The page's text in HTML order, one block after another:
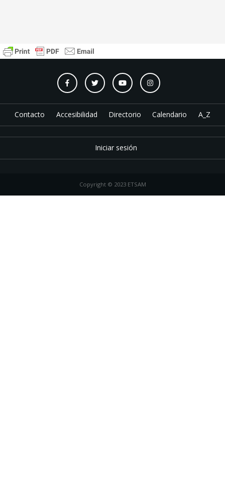
Contacto Accesibilidad Directorio Calendario A_Z
Iniciar sesión
Copyright © 2023 ETSAM